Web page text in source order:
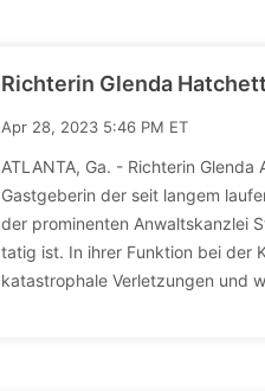
Richterin Glenda
Apr 28, 2023 5:46 PM ET
ATLANTA, Ga. - Richterin
Gastgeberin der seit langem
der prominenten Anwaltskanzlei
tatig ist. In ihrer Funktion bei der
katastrophale Verletzungen und